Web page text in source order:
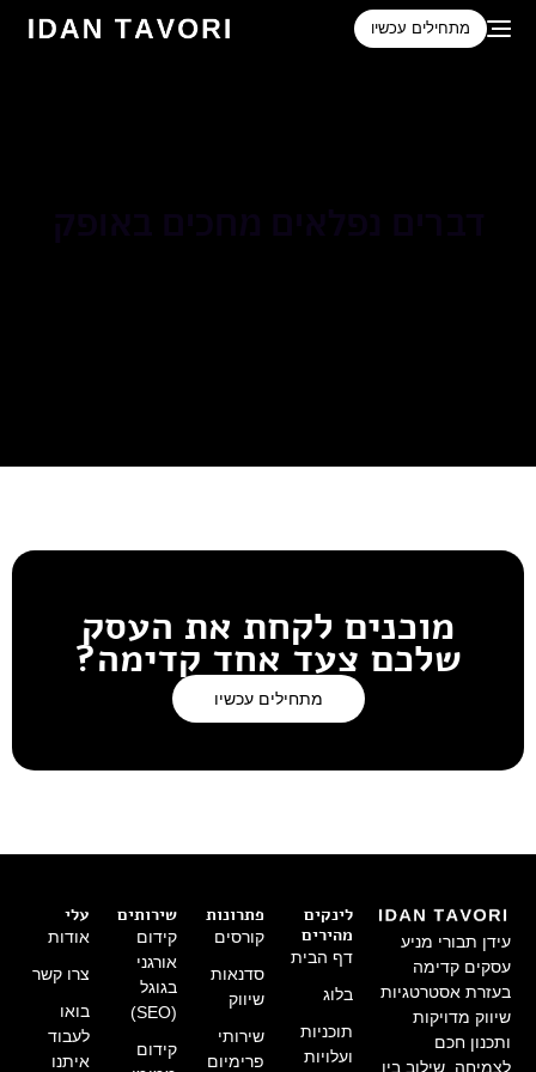
מתחילים עכשיו
מוכנים לקחת את העסק
שלכם צעד אחד קדימה?
מתחילים עכשיו
עידן תבורי מניע
עסקים קדימה
בעזרת אסטרטגיות
שיווק מדויקות
ותכנון חכם
לצמיחה. שילוב בין
לינקים
מהירים
דף הבית
בלוג
תוכניות
ועלויות
פתרונות
קורסים
סדנאות
שיווק
שירותי
פרימיום
שירותים
קידום
אורגני
בגוגל
(SEO)
קידום
עלי
אודות
צרו קשר
בואו
לעבוד
איתנו